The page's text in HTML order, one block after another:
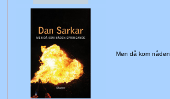
Men då kom